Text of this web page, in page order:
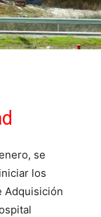
se
los
Adquisición